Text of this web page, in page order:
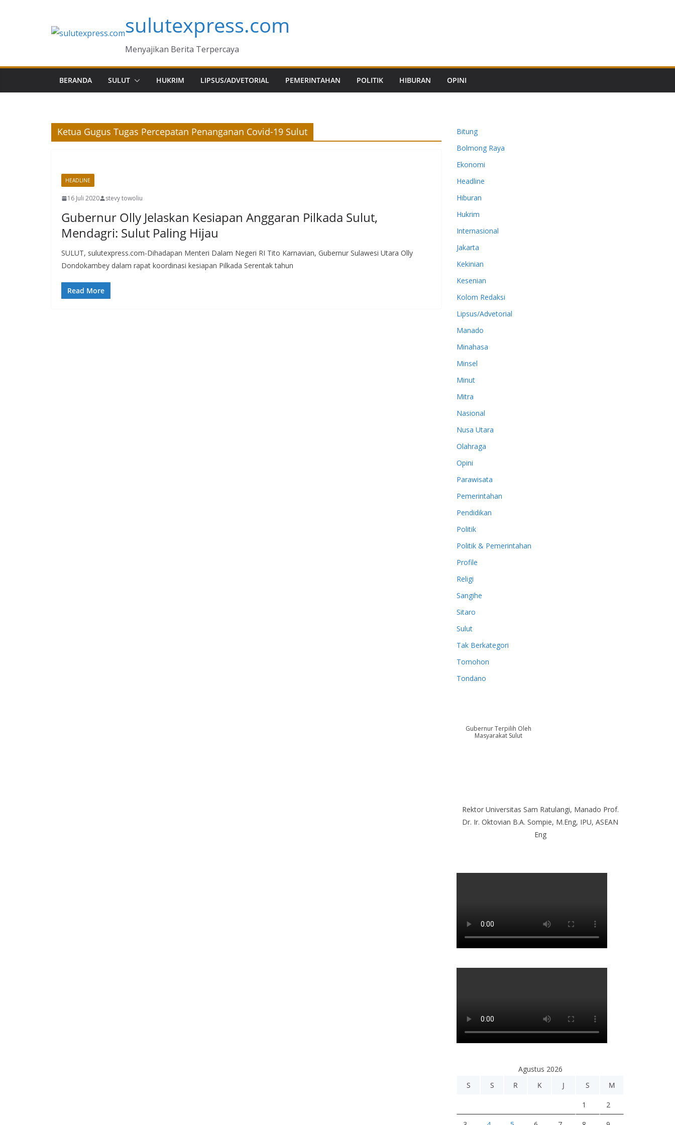
sulutexpress.com
Menyajikan Berita Terpercaya
BERANDA SULUT HUKRIM LIPSUS/ADVETORIAL PEMERINTAHAN POLITIK HIBURAN OPINI
Ketua Gugus Tugas Percepatan Penanganan Covid-19 Sulut
HEADLINE
16 Juli 2020 stevy towoliu
Gubernur Olly Jelaskan Kesiapan Anggaran Pilkada Sulut,
Mendagri: Sulut Paling Hijau
SULUT, sulutexpress.com-Dihadapan Menteri Dalam Negeri RI Tito Karnavian, Gubernur Sulawesi Utara Olly
Dondokambey dalam rapat koordinasi kesiapan Pilkada Serentak tahun
Read More
Bitung
Bolmong Raya
Ekonomi
Headline
Hiburan
Hukrim
Internasional
Jakarta
Kekinian
Kesenian
Kolom Redaksi
Lipsus/Advetorial
Manado
Minahasa
Minsel
Minut
Mitra
Nasional
Nusa Utara
Olahraga
Opini
Parawisata
Pemerintahan
Pendidikan
Politik
Politik & Pemerintahan
Profile
Religi
Sangihe
Sitaro
Sulut
Tak Berkategori
Tomohon
Tondano
Gubernur Terpilih Oleh
Masyarakat Sulut
Rektor Universitas Sam Ratulangi, Manado Prof.
Dr. Ir. Oktovian B.A. Sompie, M.Eng, IPU, ASEAN
Eng
Agustus 2026
S
S R K J S M
1 2